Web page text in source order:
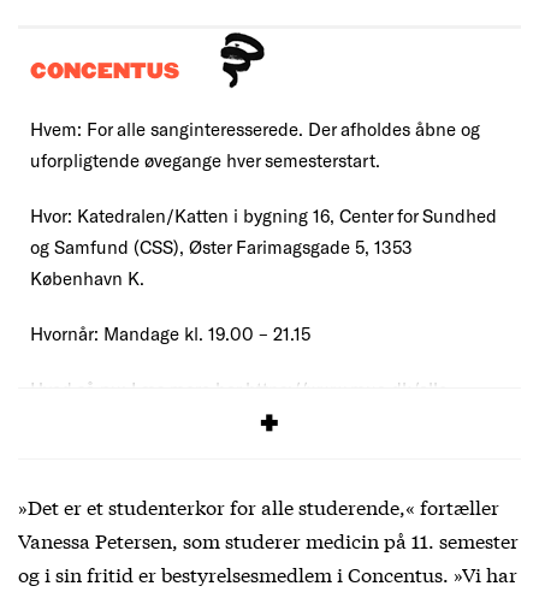
CONCENTUS
Hvem: For alle sanginteresserede. Der afholdes åbne og
uforpligtende øvegange hver semesterstart.
Hvor: Katedralen/Katten i bygning 16, Center for Sundhed
og Samfund (CSS), Øster Farimagsgade 5, 1353
København K.
Hvornår: Mandage kl. 19.00 – 21.15
Hvad så nu: Læs mere her https://www.mua.dk/alle-
»Det er et studenterkor for alle studerende,« fortæller
Vanessa Petersen, som studerer medicin på 11. semester
og i sin fritid er bestyrelsesmedlem i Concentus. »Vi har